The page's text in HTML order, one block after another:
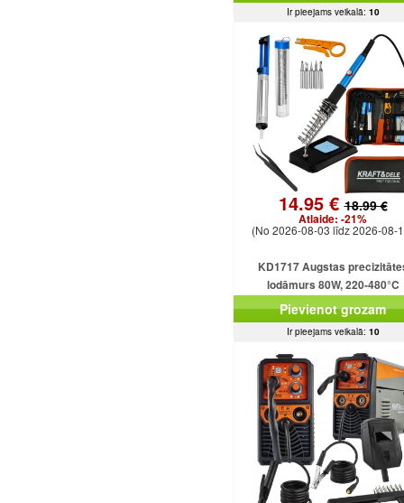
Ir pieejams veikalā: 10
14.95 €18.99 €
Atlaide: -21%
(No 2026-08-03 līdz 2026-08-
KD1717 Augstas
lodāmurs 80W, 220-480°C
Pievienot grozam
Ir pieejams veikalā: 10